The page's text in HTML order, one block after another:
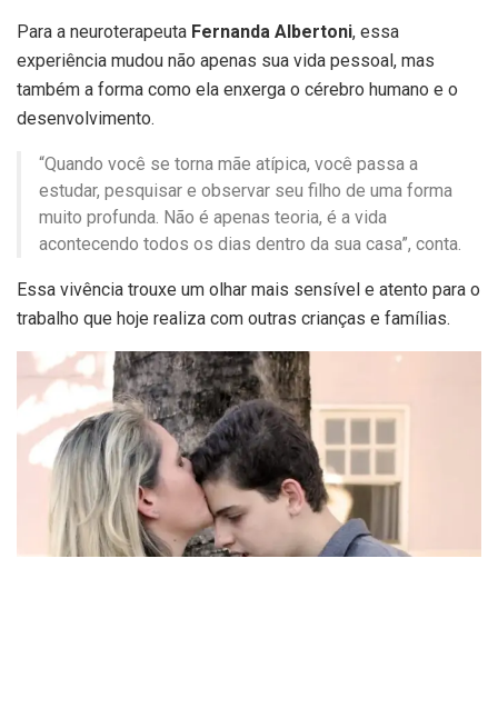
Para a neuroterapeuta Fernanda Albertoni, essa
experiência mudou não apenas sua vida pessoal, mas
também a forma como ela enxerga o cérebro humano e o
desenvolvimento.
“Quando você se torna mãe atípica, você passa a
estudar, pesquisar e observar seu filho de uma forma
muito profunda. Não é apenas teoria, é a vida
acontecendo todos os dias dentro da sua casa”, conta.
Essa vivência trouxe um olhar mais sensível e atento para o
trabalho que hoje realiza com outras crianças e famílias.